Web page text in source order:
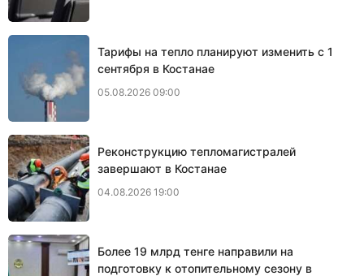
Тарифы на тепло планируют изменить с 1
сентября в Костанае
05.08.2026 09:00
Реконструкцию тепломагистралей
завершают в Костанае
04.08.2026 19:00
Более 19 млрд тенге направили на
подготовку к отопительному сезону в